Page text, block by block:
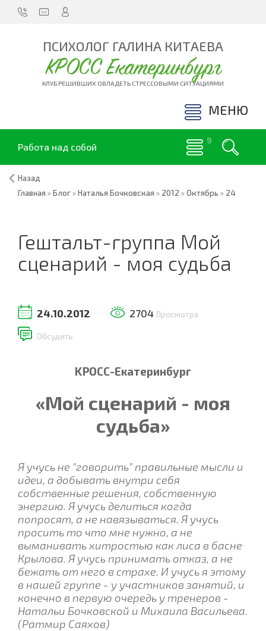
ПСИХОЛОГ ГАЛИНА КИТАЕВА
КРОСС Екатеринбург
КЛУБ РЕШИВШИХ ОВЛАДЕТЬ СТРЕССОВЫМИ СИТУАЦИЯМИ
МЕНЮ
Работа над собой
Назад
Главная »Блог»Наталья Бочковская » 2012 »Октябрь » 24
Гештальт-группа Мой
сценарий - моя судьба
24.10.2012 2704 Просмотра
Обсудить
KРOCC-Екатеринбург
«Мой сценарий - моя
судьба»
Я учусь не "говорить" правильные мысли и
идеи, а добывать внутри себя
собственные решения, собственную
энергию. Я учусь делиться когда
попросят, а не навязываться. Я учусь
просить то что мне нужно, а не
выманивать хитростью как лиса в басне
Крылова. Я учусь принимать отказ, а не
бежать от него в страхе. И учусь я этому
в нашей группе - у участников занятий, и
конечно в первую очередь у тренеров -
Натальи Бочковской и Михаила Васильева.
(Ратмир Саяхов)